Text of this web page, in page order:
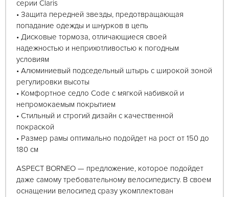
серии Claris
• Защита передней звезды, предотвращающая
попадание одежды и шнурков в цепь
• Дисковые тормоза, отличающиеся своей
надежностью и неприхотливостью к погодным
условиям
• Алюминиевый подседельный штырь с широкой зоной
регулировки высоты
• Комфортное седло Code с мягкой набивкой и
непромокаемым покрытием
• Стильный и строгий дизайн с качественной
покраской
• Размер рамы оптимально подойдет на рост от 150 до
180 см
ASPECT BORNEO — предложение, которое подойдет
даже самому требовательному велосипедисту. В своем
оснащении велосипед сразу укомплектован